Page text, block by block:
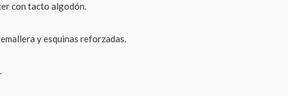
con tacto algodón.
y esquinas reforzadas.